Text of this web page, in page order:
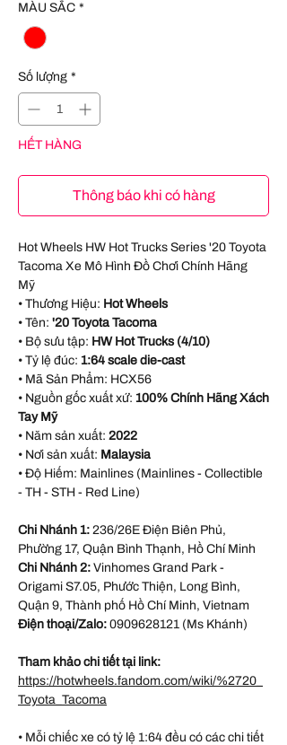
MÀU SẮC *
Số lượng *
HẾT HÀNG
Thông báo khi có hàng
Hot Wheels HW Hot Trucks Series '20 Toyota
Tacoma Xe Mô Hình Đồ Chơi Chính Hãng
Mỹ
• Thương Hiệu: Hot Wheels
• Tên: '20 Toyota Tacoma
• Bộ sưu tập: HW Hot Trucks (4/10)
• Tỷ lệ đúc: 1:64 scale die-cast
• Mã Sản Phẩm: HCX56
• Nguồn gốc xuất xứ: 100% Chính Hãng Xách
Tay Mỹ
• Năm sản xuất: 2022
• Nơi sản xuất: Malaysia
• Độ Hiếm: Mainlines (Mainlines - Collectible
- TH - STH - Red Line)
Chi Nhánh 1: 236/26E Điện Biên Phủ,
Phường 17, Quận Bình Thạnh, Hồ Chí Minh
Chi Nhánh 2: Vinhomes Grand Park -
Origami S7.05, Phước Thiện, Long Bình,
Quận 9, Thành phố Hồ Chí Minh, Vietnam
Điện thoại/Zalo: 0909628121 (Ms Khánh)
Tham khảo chi tiết tại link:
https://hotwheels.fandom.com/wiki/%2720_
Toyota_Tacoma
• Mỗi chiếc xe có tỷ lệ 1:64 đều có các chi tiết